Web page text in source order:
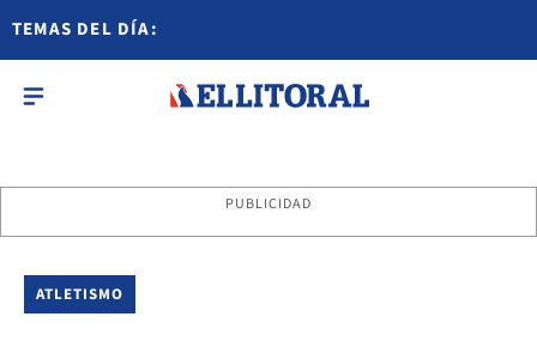
TEMAS DEL DÍA:
PUBLICIDAD
ATLETISMO